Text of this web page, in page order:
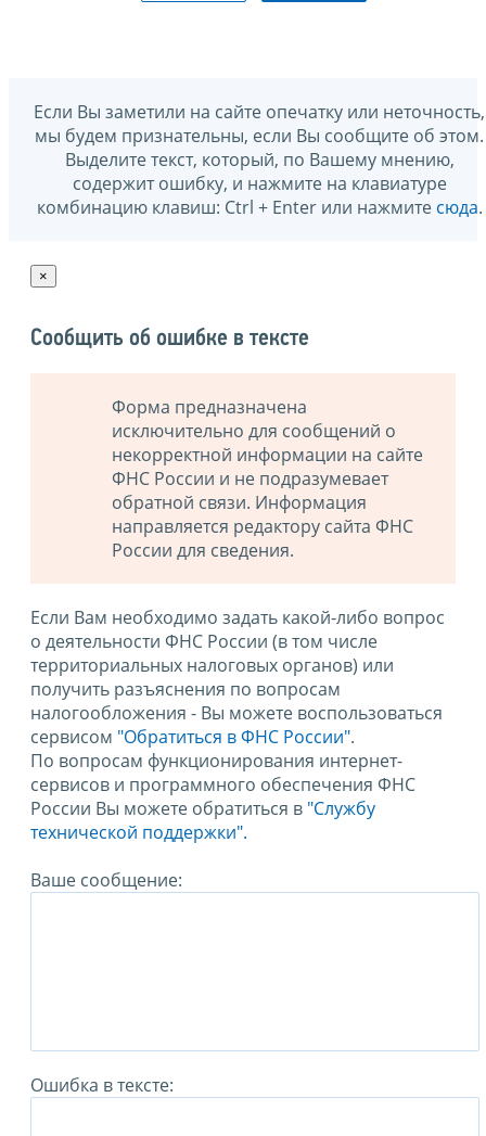
Если Вы заметили на сайте опечатку или неточность,
мы будем признательны, если Вы сообщите об этом.
Выделите текст, который, по Вашему мнению,
содержит ошибку, и нажмите на клавиатуре
комбинацию клавиш: Ctrl + Enter или нажмите сюда.
×
Сообщить об ошибке в тексте
Форма предназначена
исключительно для сообщений о
некорректной информации на сайте
ФНС России и не подразумевает
обратной связи. Информация
направляется редактору сайта ФНС
России для сведения.
Если Вам необходимо задать какой-либо вопрос
о деятельности ФНС России (в том числе
территориальных налоговых органов) или
получить разъяснения по вопросам
налогообложения - Вы можете воспользоваться
сервисом "Обратиться в ФНС России".
По вопросам функционирования интернет-
сервисов и программного обеспечения ФНС
России Вы можете обратиться в "Службу
технической поддержки".
Ваше сообщение:
Ошибка в тексте: